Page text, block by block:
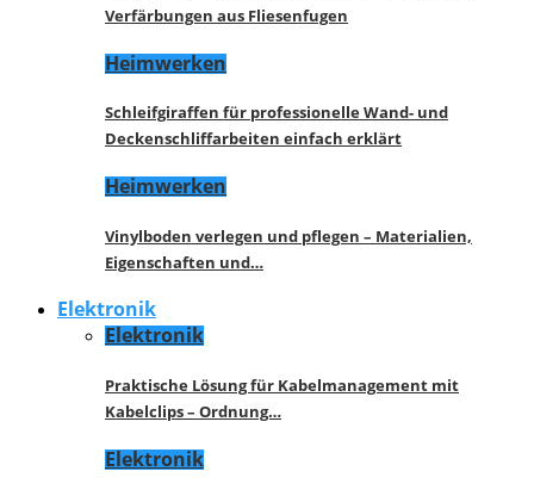
Verfärbungen aus Fliesenfugen
Heimwerken
Schleifgiraffen für professionelle Wand- und
Deckenschliffarbeiten einfach erklärt
Heimwerken
Vinylboden verlegen und pflegen – Materialien,
Eigenschaften und…
Elektronik
Elektronik
Praktische Lösung für Kabelmanagement mit
Kabelclips – Ordnung…
Elektronik